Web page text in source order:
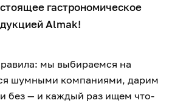
гастрономическое
Almak!
мы выбираемся на
шумными компаниями, дарим
без — и каждый раз ищем что-